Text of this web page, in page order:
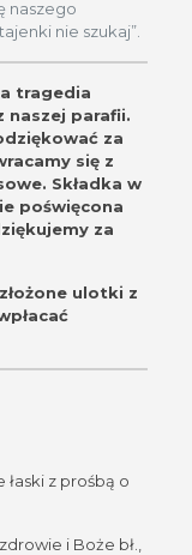
naszego
nie szukaj”.
tragedia
naszej parafii.
za
się z
Składka w
poświęcona
za
ulotki z
z prośbą o
i Boże bł.,